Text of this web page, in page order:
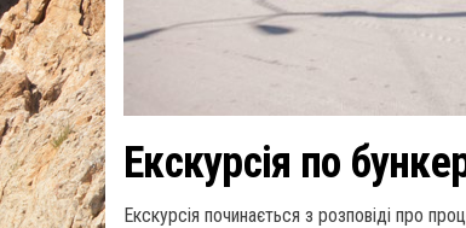
Екскурсія по
Екскурсія починається з розповіді про